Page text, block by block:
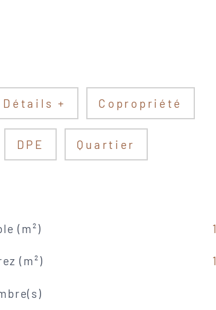
Détails + Copropriété
DPE Quartier
(m²)
(m²)